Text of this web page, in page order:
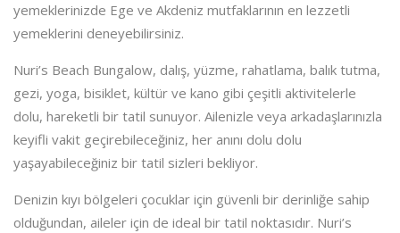
yemeklerinizde Ege ve Akdeniz mutfaklarının en lezzetli
yemeklerini deneyebilirsiniz.
Nuri’s Beach Bungalow, dalış, yüzme, rahatlama, balık tutma,
gezi, yoga, bisiklet, kültür ve kano gibi çeşitli aktivitelerle
dolu, hareketli bir tatil sunuyor. Ailenizle veya arkadaşlarınızla
keyifli vakit geçirebileceğiniz, her anını dolu dolu
yaşayabileceğiniz bir tatil sizleri bekliyor.
Denizin kıyı bölgeleri çocuklar için güvenli bir derinliğe sahip
olduğundan, aileler için de ideal bir tatil noktasıdır. Nuri’s